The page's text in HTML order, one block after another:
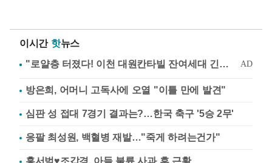
이시간 핫뉴스
방은희, 어머니 고독사에 오열 "이틀 만에 발견"
심판 성 접대 7경기 결과는?…한국 축구 '5승 2무'
응팔 최성원, 백혈병 재발…"죽게 하려는건가"
홍서범♥조갑경, 아들 불륜 사과 후 근황